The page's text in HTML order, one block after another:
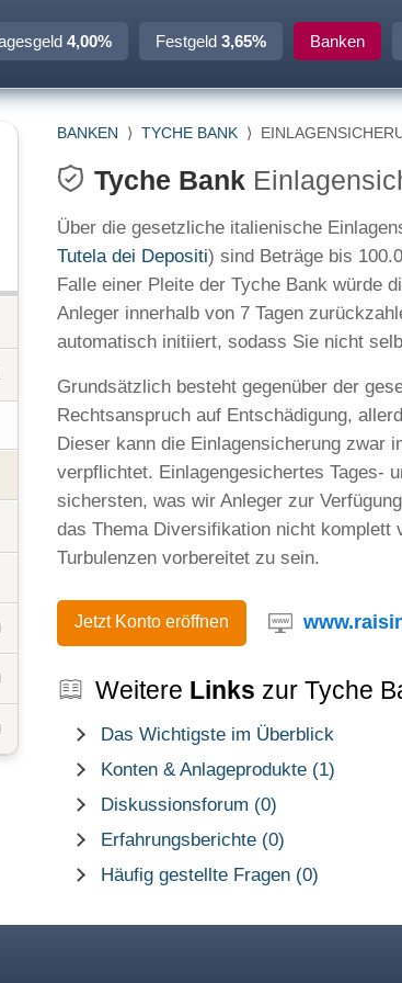
4,00% Festgeld 3,65% Banken
BANKEN ⟩ TYCHE BANK ⟩
Tyche Bank
Über die gesetzliche italienische
Tutela dei Depositi) sind Beträge bis
Falle einer Pleite der Tyche Bank würde
Anleger innerhalb von 7 Tagen
automatisch initiiert, sodass Sie nicht
Grundsätzlich besteht gegenüber der
Rechtsanspruch auf Entschädigung,
Dieser kann die Einlagensicherung zwar
verpflichtet. Einlagengesichertes Tages-
sichersten, was wir Anleger zur
das Thema Diversifikation nicht komplett
Turbulenzen vorbereitet zu sein.
Jetzt Konto eröffnen
Weitere Links zur Tyche
Das Wichtigste im Überblick
Konten & Anlageprodukte (1)
Diskussionsforum (0)
Erfahrungsberichte (0)
Häufig gestellte Fragen (0)